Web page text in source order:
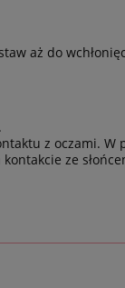
aż do
z oczami. W
ze